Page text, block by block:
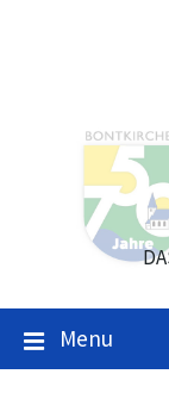
Menu